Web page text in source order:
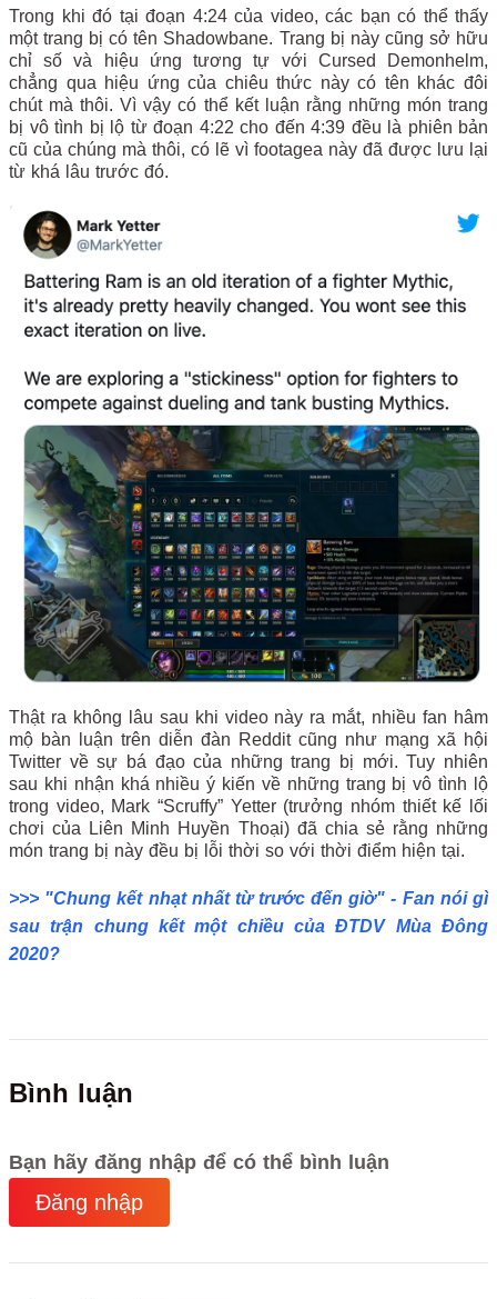
Trong khi đó tại đoạn 4:24 của video, các bạn có thể thấy
một trang bị có tên Shadowbane. Trang bị này cũng sở hữu
chỉ số và hiệu ứng tương tự với Cursed Demonhelm,
chẳng qua hiệu ứng của chiêu thức này có tên khác đôi
chút mà thôi. Vì vậy có thể kết luận rằng những món trang
bị vô tình bị lộ từ đoạn 4:22 cho đến 4:39 đều là phiên bản
cũ của chúng mà thôi, có lẽ vì footagea này đã được lưu lại
từ khá lâu trước đó.
Thật ra không lâu sau khi video này ra mắt, nhiều fan hâm
mộ bàn luận trên diễn đàn Reddit cũng như mạng xã hội
Twitter về sự bá đạo của những trang bị mới. Tuy nhiên
sau khi nhận khá nhiều ý kiến về những trang bị vô tình lộ
trong video, Mark “Scruffy” Yetter (trưởng nhóm thiết kế lối
chơi của Liên Minh Huyền Thoại) đã chia sẻ rằng những
món trang bị này đều bị lỗi thời so với thời điểm hiện tại.
>>> "Chung kết nhạt nhất từ trước đến giờ" - Fan nói gì
sau trận chung kết một chiều của ĐTDV Mùa Đông
2020?
Bình luận
Bạn hãy đăng nhập để có thể bình luận
Đăng nhập